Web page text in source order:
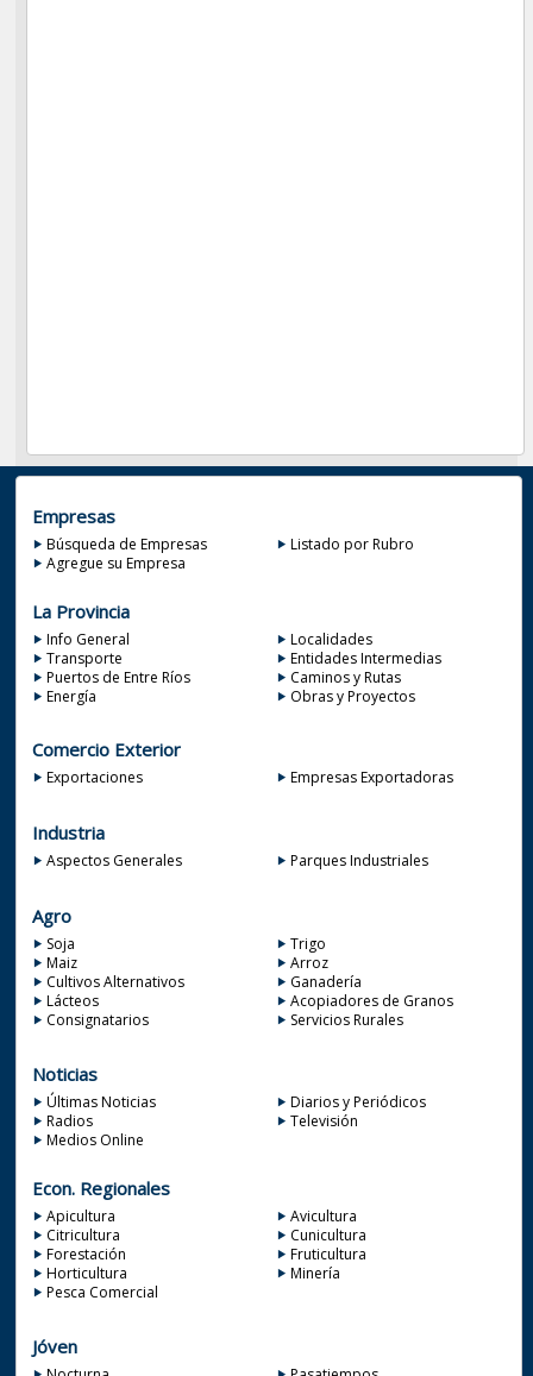
Empresas
Búsqueda de Empresas
Listado por Rubro
Agregue su Empresa
La Provincia
Info General
Localidades
Transporte
Entidades Intermedias
Puertos de Entre Ríos
Caminos y Rutas
Energía
Obras y Proyectos
Comercio Exterior
Exportaciones Empresas Exportadoras
Industria
Aspectos Generales Parques Industriales
Agro
Soja
Trigo
Maiz
Arroz
Cultivos Alternativos
Ganadería
Lácteos
Acopiadores de Granos
Consignatarios
Servicios Rurales
Noticias
Últimas Noticias
Diarios y Periódicos
Radios
Televisión
Medios Online
Econ. Regionales
Apicultura
Avicultura
Citricultura
Cunicultura
Forestación
Fruticultura
Horticultura
Minería
Pesca Comercial
Jóven